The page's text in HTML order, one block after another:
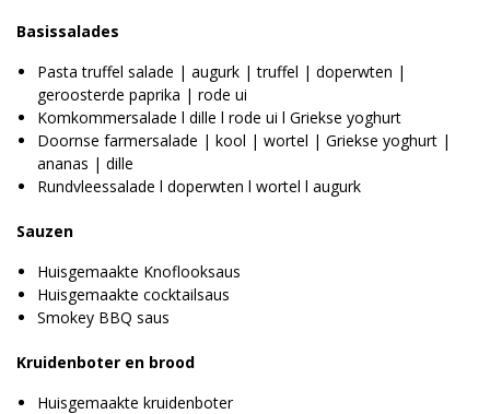
Basissalades
Pasta truffel salade | augurk | truffel | doperwten |
geroosterde paprika | rode ui
Komkommersalade l dille l rode ui l Griekse yoghurt
Doornse farmersalade | kool | wortel | Griekse yoghurt |
ananas | dille
Rundvleessalade l doperwten l wortel l augurk
Sauzen
Huisgemaakte Knoflooksaus
Huisgemaakte cocktailsaus
Smokey BBQ saus
Kruidenboter en brood
Huisgemaakte kruidenboter